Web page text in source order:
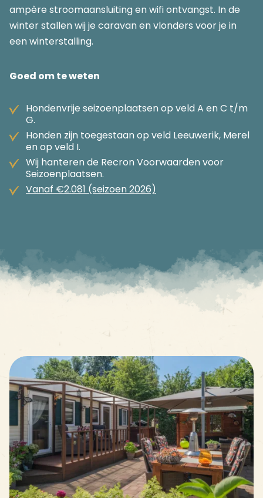
ampère stroomaansluiting en wifi ontvangst. In de
winter stallen wij je caravan en vlonders voor je in
een winterstalling.
Goed om te weten
Hondenvrije seizoenplaatsen op veld A en C t/m
G.
Honden zijn toegestaan op veld Leeuwerik, Merel
en op veld I.
Wij hanteren de Recron Voorwaarden voor
Seizoenplaatsen.
Vanaf €2.081 (seizoen 2026)